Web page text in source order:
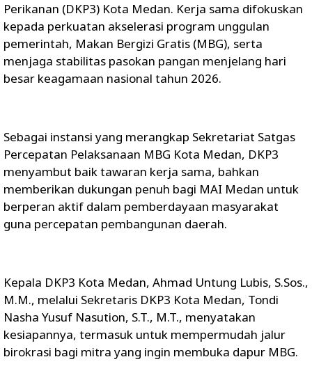
Perikanan (DKP3) Kota Medan. Kerja sama difokuskan
kepada perkuatan akselerasi program unggulan
pemerintah, Makan Bergizi Gratis (MBG), serta
menjaga stabilitas pasokan pangan menjelang hari
besar keagamaan nasional tahun 2026.
Sebagai instansi yang merangkap Sekretariat Satgas
Percepatan Pelaksanaan MBG Kota Medan, DKP3
menyambut baik tawaran kerja sama, bahkan
memberikan dukungan penuh bagi MAI Medan untuk
berperan aktif dalam pemberdayaan masyarakat
guna percepatan pembangunan daerah.
Kepala DKP3 Kota Medan, Ahmad Untung Lubis, S.Sos.,
M.M., melalui Sekretaris DKP3 Kota Medan, Tondi
Nasha Yusuf Nasution, S.T., M.T., menyatakan
kesiapannya, termasuk untuk mempermudah jalur
birokrasi bagi mitra yang ingin membuka dapur MBG.